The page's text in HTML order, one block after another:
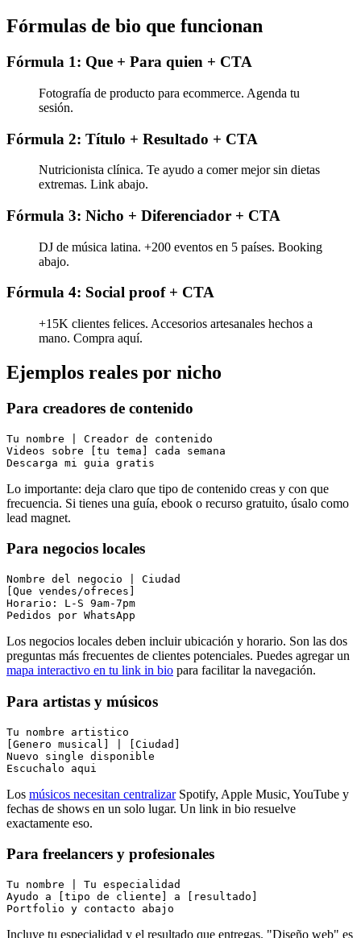
Fórmulas de bio que funcionan
Fórmula 1: Que + Para quien + CTA
Fotografía de producto para ecommerce. Agenda tu
sesión.
Fórmula 2: Título + Resultado + CTA
Nutricionista clínica. Te ayudo a comer mejor sin dietas
extremas. Link abajo.
Fórmula 3: Nicho + Diferenciador + CTA
DJ de música latina. +200 eventos en 5 países. Booking
abajo.
Fórmula 4: Social proof + CTA
+15K clientes felices. Accesorios artesanales hechos a
mano. Compra aquí.
Ejemplos reales por nicho
Para creadores de contenido
Tu nombre | Creador de contenido
Videos sobre [tu tema] cada semana
Lo importante: deja claro que tipo de contenido creas y con que
frecuencia. Si tienes una guía, ebook o recurso gratuito, úsalo como
lead magnet.
Para negocios locales
Nombre del negocio | Ciudad
[Que vendes/ofreces]
Horario: L-S 9am-7pm
Los negocios locales deben incluir ubicación y horario. Son las dos
preguntas más frecuentes de clientes potenciales. Puedes agregar un
mapa interactivo en tu link in bio para facilitar la navegación.
Para artistas y músicos
Tu nombre artistico
[Genero musical] | [Ciudad]
Nuevo single disponible
Los músicos necesitan centralizarSpotify, Apple Music, YouTube y
fechas de shows en un solo lugar. Un link in bio resuelve
exactamente eso.
Para freelancers y profesionales
Tu nombre | Tu especialidad
Ayudo a [tipo de cliente] a [resultado]
Incluye tu especialidad y el resultado que entregas. "Diseño web" es